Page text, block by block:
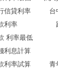
信貸利率
台
利率
利率最低
利息計算
利率試算
青